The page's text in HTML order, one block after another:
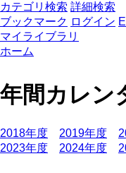
カテゴリ検索 詳細検索
ブックマーク ログイン
マイライブラリ
ホーム
年間カレン
2018年度 2019年度
2023年度
2024年度